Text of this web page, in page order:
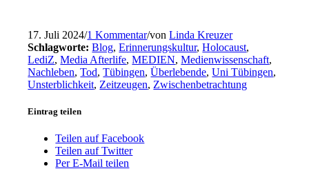
17. Juli 2024/1 Kommentar/vonLinda Kreuzer
Schlagworte: Blog,Erinnerungskultur,Holocaust,
LediZ,Media Afterlife,MEDIEN,Medienwissenschaft,
Nachleben,Tod,Tübingen,Überlebende,Uni Tübingen,
Unsterblichkeit, Zeitzeugen, Zwischenbetrachtung
Eintrag teilen
Teilen auf Facebook
Teilen auf Twitter
Per E-Mail teilen